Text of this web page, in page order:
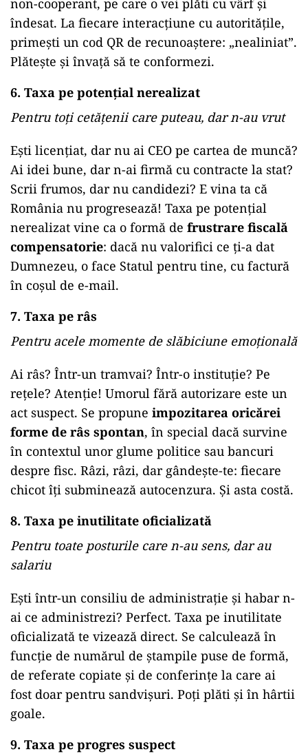
non-cooperant, pe care o vei plăti cu vârf și
îndesat. La fiecare interacțiune cu autoritățile,
primești un cod QR de recunoaștere: „nealiniat”.
Plătește și învață să te conformezi.
6. Taxa pe potențial nerealizat
Pentru toți cetățenii care puteau, dar n-au vrut
Ești licențiat, dar nu ai CEO pe cartea de muncă?
Ai idei bune, dar n-ai firmă cu contracte la stat?
Scrii frumos, dar nu candidezi? E vina ta că
România nu progresează! Taxa pe potențial
nerealizat vine ca o formă de frustrare fiscală
compensatorie: dacă nu valorifici ce ți-a dat
Dumnezeu, o face Statul pentru tine, cu factură
în coșul de e-mail.
7. Taxa pe râs
Pentru acele momente de slăbiciune emoțională
Ai râs? Într-un tramvai? Într-o instituție? Pe
rețele? Atenție! Umorul fără autorizare este un
act suspect. Se propune impozitarea oricărei
forme de râs spontan, în special dacă survine
în contextul unor glume politice sau bancuri
despre fisc. Râzi, râzi, dar gândește-te: fiecare
chicot îți subminează autocenzura. Și asta costă.
8. Taxa pe inutilitate oficializată
Pentru toate posturile care n-au sens, dar au
salariu
Ești într-un consiliu de administrație și habar n-
ai ce administrezi? Perfect. Taxa pe inutilitate
oficializată te vizează direct. Se calculează în
funcție de numărul de ștampile puse de formă,
de referate copiate și de conferințe la care ai
fost doar pentru sandvișuri. Poți plăti și în hârtii
goale.
9. Taxa pe progres suspect